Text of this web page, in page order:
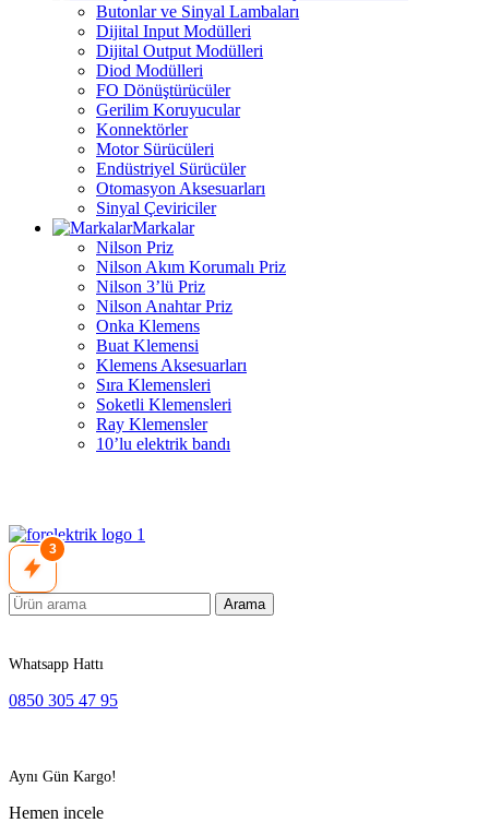
Butonlar ve Sinyal Lambaları
Dijital Input Modülleri
Dijital Output Modülleri
Diod Modülleri
FO Dönüştürücüler
Gerilim Koruyucular
Konnektörler
Motor Sürücüleri
Endüstriyel Sürücüler
Otomasyon Aksesuarları
Sinyal Çeviriciler
Markalar
Nilson Priz
Nilson Akım Korumalı Priz
Nilson 3’lü Priz
Nilson Anahtar Priz
Onka Klemens
Buat Klemensi
Klemens Aksesuarları
Sıra Klemensleri
Soketli Klemensleri
Ray Klemensler
10’lu elektrik bandı
3
Arama
Whatsapp Hattı
0850 305 47 95
Aynı Gün Kargo!
Hemen incele